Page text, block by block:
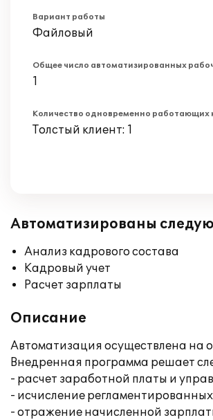
Вариант работы
Файловый
Общее число автоматизированных
1
Количество одновременно работающих
Толстый клиент: 1
Автоматизированы
Анализ кадрового состава
Кадровый учет
Расчет зарплаты
Описание
Автоматизация осуществлена на
Внедренная программа решает
- расчет заработной платы и
- исчисление
- отражение начисленной